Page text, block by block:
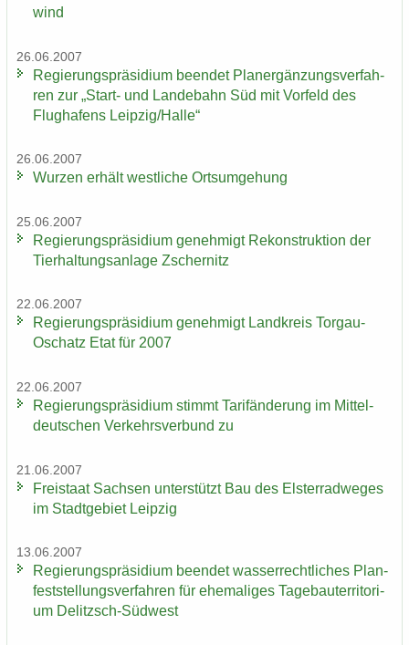
wind
26.06.2007
Re­gie­rungs­prä­si­di­um be­en­det Planer­gän­zungs­ver­fah­
ren zur „Start-​ und Lan­de­bahn Süd mit Vor­feld des
Flug­ha­fens Leip­zig/Halle“
26.06.2007
Wur­zen er­hält west­li­che Orts­um­ge­hung
25.06.2007
Re­gie­rungs­prä­si­di­um ge­neh­migt Re­kon­struk­ti­on der
Tier­hal­tungs­an­la­ge Zscher­nitz
22.06.2007
Re­gie­rungs­prä­si­di­um ge­neh­migt Land­kreis Torgau-​
Oschatz Etat für 2007
22.06.2007
Re­gie­rungs­prä­si­di­um stimmt Ta­rif­än­de­rung im Mit­tel­
deut­schen Ver­kehrs­ver­bund zu
21.06.2007
Frei­staat Sach­sen un­ter­stützt Bau des Els­ter­rad­we­ges
im Stadt­ge­biet Leip­zig
13.06.2007
Re­gie­rungs­prä­si­di­um be­en­det was­ser­recht­li­ches Plan­
fest­stel­lungs­ver­fah­ren für ehe­ma­li­ges Ta­ge­bau­ter­ri­to­ri­
um Delitzsch-​Südwest